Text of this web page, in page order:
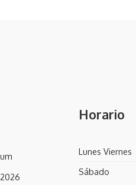
Horario
Lunes Viernes
Sábado